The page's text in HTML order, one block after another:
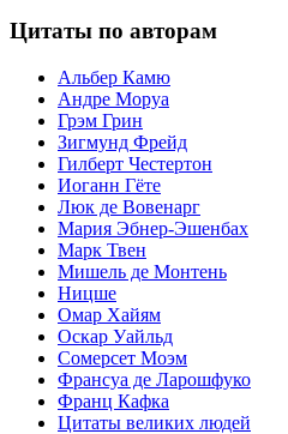
Цитаты по авторам
Альбер Камю
Андре Моруа
Грэм Грин
Зигмунд Фрейд
Гилберт Честертон
Иоганн Гёте
Люк де Вовенарг
Мария Эбнер-Эшенбах
Марк Твен
Мишель де Монтень
Ницше
Омар Хайям
Оскар Уайльд
Сомерсет Моэм
Франсуa де Ларошфуко
Франц Кафка
Цитаты великих людей